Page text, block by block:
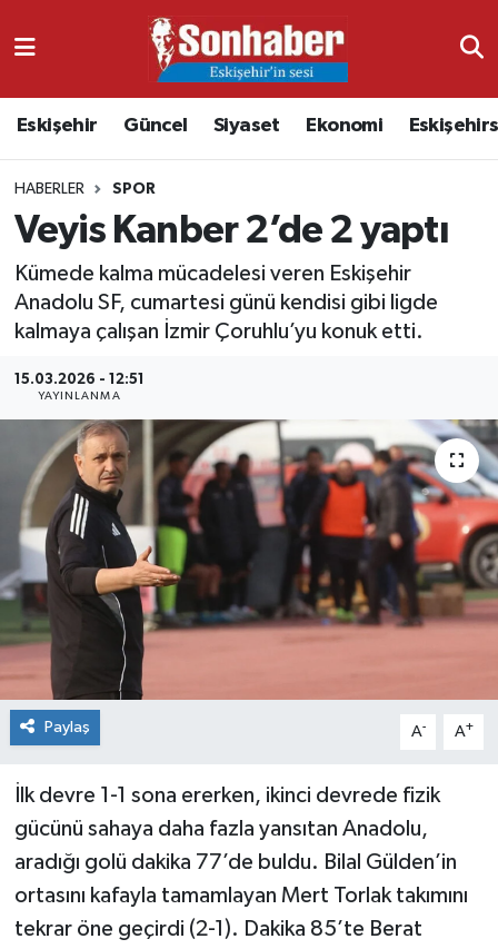
Eskişehir Güncel Siyaset Ekonomi
HABERLER SPOR
Veyis Kanber 2’de 2 yaptı
Kümede kalma mücadelesi veren Eskişehir
Anadolu SF, cumartesi günü kendisi gibi ligde
kalmaya çalışan İzmir Çoruhlu’yu konuk etti.
15.03.2026 - 12:51
YAYINLANMA
Paylaş A- A+
İlk devre 1-1 sona ererken, ikinci devrede fizik
gücünü sahaya daha fazla yansıtan Anadolu,
aradığı golü dakika 77’de buldu. Bilal Gülden’in
ortasını kafayla tamamlayan Mert Torlak takımını
tekrar öne geçirdi (2-1). Dakika 85’te Berat
Ekonomi
Güncel
Kültür & Sanat
Resmi İlanlar
Sağlık
Siyaset
Spor
Nöbetçi Eczaneler
Namaz Vakitleri
Trafik Durumu
Süper Lig Puan Durumu ve Fikstür
Son Dakika Haberleri
Haber Arşivi